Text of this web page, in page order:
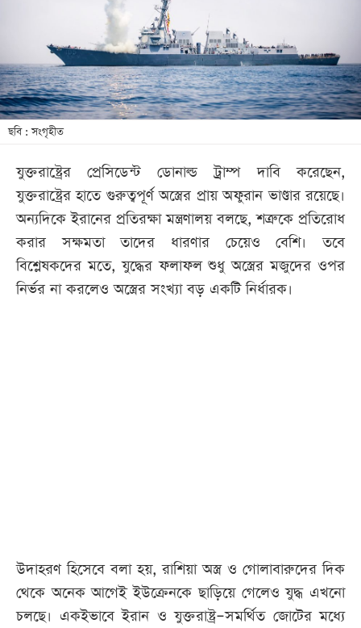
বিনোদন
লাইফ
স্টাইল
শিক্ষা
সব
বিভাগ
ছবি
ছবি : সংগৃহীত
যুক্তরাষ্ট্রের প্রেসিডেন্ট ডোনাল্ড ট্রাম্প দাবি করেছেন,
যুক্তরাষ্ট্রের হাতে গুরুত্বপূর্ণ অস্ত্রের প্রায় অফুরান ভাণ্ডার রয়েছে।
অন্যদিকে ইরানের প্রতিরক্ষা মন্ত্রণালয় বলছে, শত্রুকে প্রতিরোধ
করার সক্ষমতা তাদের ধারণার চেয়েও বেশি। তবে
বিশ্লেষকদের মতে, যুদ্ধের ফলাফল শুধু অস্ত্রের মজুদের ওপর
নির্ভর না করলেও অস্ত্রের সংখ্যা বড় একটি নির্ধারক।
উদাহরণ হিসেবে বলা হয়, রাশিয়া অস্ত্র ও গোলাবারুদের দিক
থেকে অনেক আগেই ইউক্রেনকে ছাড়িয়ে গেলেও যুদ্ধ এখনো
চলছে। একইভাবে ইরান ও যুক্তরাষ্ট্র–সমর্থিত জোটের মধ্যে